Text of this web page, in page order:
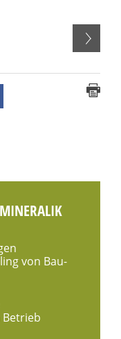
von Bau-